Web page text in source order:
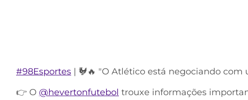
#98Esportes | 🐓🔥 "O Atlético está negociando com
👉 O @hevertonfutebol trouxe informações